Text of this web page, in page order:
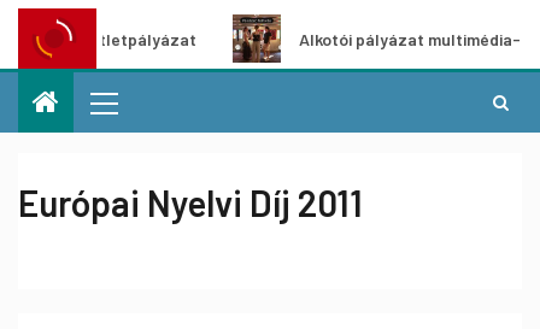
ötletpályázat Alkotói pályázat multimédia-
Európai Nyelvi Díj 2011